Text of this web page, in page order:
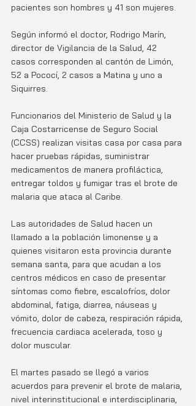
pacientes son hombres y 41 son mujeres.
Según informó el doctor, Rodrigo Marín,
director de Vigilancia de la Salud, 42
casos corresponden al cantón de Limón,
52 a Pococí, 2 casos a Matina y uno a
Siquirres.
Funcionarios del Ministerio de Salud y la
Caja Costarricense de Seguro Social
(CCSS) realizan visitas casa por casa para
hacer pruebas rápidas, suministrar
medicamentos de manera profiláctica,
entregar toldos y fumigar tras el brote de
malaria que ataca al Caribe.
Las autoridades de Salud hacen un
llamado a la población limonense y a
quienes visitaron esta provincia durante
semana santa, para que acudan a los
centros médicos en caso de presentar
síntomas como fiebre, escalofríos, dolor
abdominal, fatiga, diarrea, náuseas y
vómito, dolor de cabeza, respiración rápida,
frecuencia cardiaca acelerada, toso y
dolor muscular.
El martes pasado se llegó a varios
acuerdos para prevenir el brote de malaria,
nivel interinstitucional e interdisciplinaria,